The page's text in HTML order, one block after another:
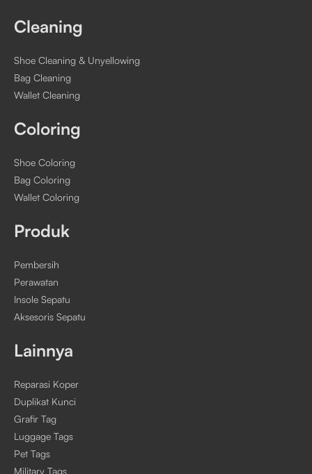
Cleaning
Shoe Cleaning & Unyellowing
Bag Cleaning
Wallet Cleaning
Coloring
Shoe Coloring
Bag Coloring
Wallet Coloring
Produk
Pembersih
Perawatan
Insole Sepatu
Aksesoris Sepatu
Lainnya
Reparasi Koper
Duplikat Kunci
Grafir Tag
Luggage Tags
Pet Tags
Military Tags